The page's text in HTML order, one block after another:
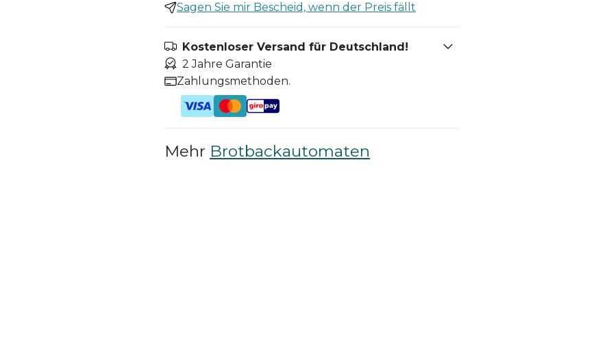
Sagen Sie mir Bescheid, wenn der Preis fällt
Kostenloser Versand für Deutschland!
2 Jahre Garantie
Zahlungsmethoden.
Mehr Brotbackautomaten